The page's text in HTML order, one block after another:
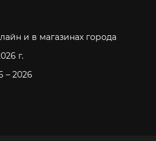
и в магазинах города
г.
– 2026